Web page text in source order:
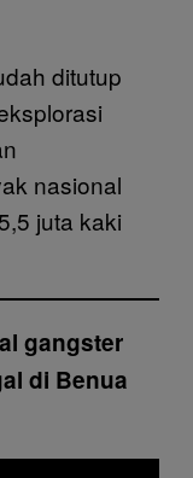
ditutup
nasional
juta kaki
gangster
di Benua